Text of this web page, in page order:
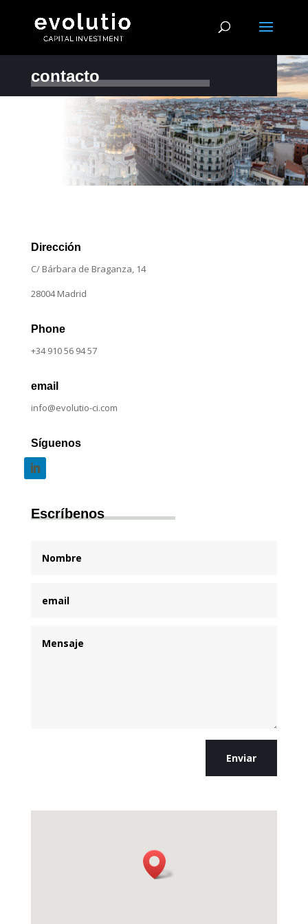
contacto
Dirección
C/ Bárbara de Braganza, 14
28004 Madrid
Phone
+34 910 56 94 57
email
info@evolutio-ci.com
Síguenos
Escríbenos
Enviar